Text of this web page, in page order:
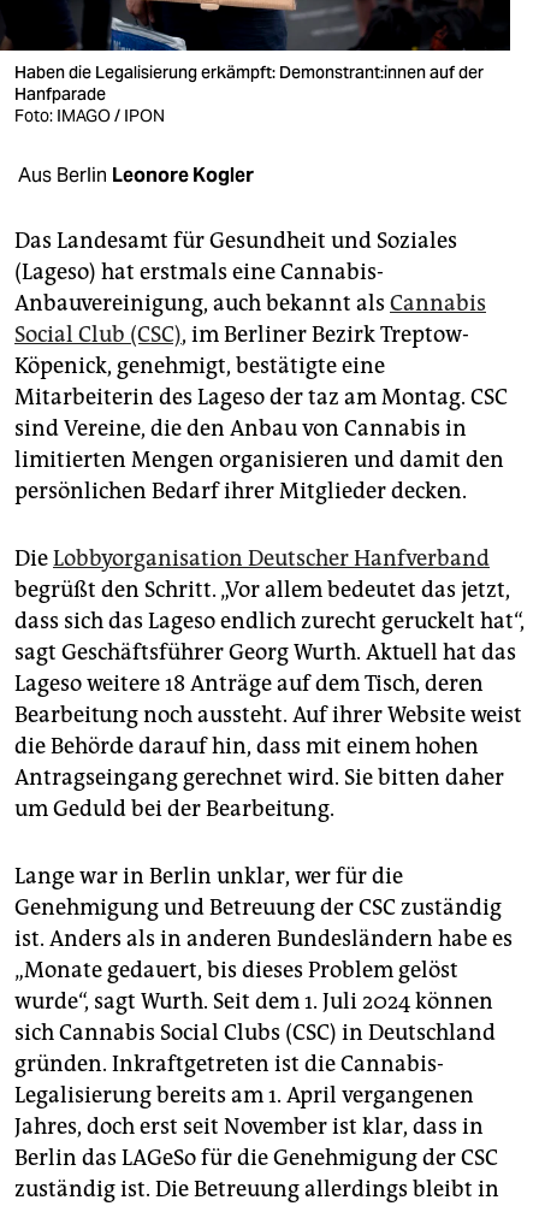
fragen & hilfe
unterstützen
abo
epaper login
Haben die Legalisierung erkämpft: De­mons­tran­t:in­nen auf der
Hanfparade
Foto: IMAGO / IPON
Aus Berlin Leonore Kogler
Das Landesamt für Gesundheit und Soziales
(Lageso) hat erstmals eine Cannabis-
Anbauvereinigung, auch bekannt als Cannabis
Social Club (CSC), im Berliner Bezirk Treptow-
Köpenick, genehmigt, bestätigte eine
Mitarbeiterin des Lageso der taz am Montag. CSC
sind Vereine, die den Anbau von Cannabis in
limitierten Mengen organisieren und damit den
persönlichen Bedarf ihrer Mitglieder decken.
DieLobbyorganisation Deutscher Hanfverband
begrüßt den Schritt. „Vor allem bedeutet das jetzt,
dass sich das Lageso endlich zurecht geruckelt hat“,
sagt Geschäftsführer Georg Wurth. Aktuell hat das
Lageso weitere 18 Anträge auf dem Tisch, deren
Bearbeitung noch aussteht. Auf ihrer Website weist
die Behörde darauf hin, dass mit einem hohen
Antragseingang gerechnet wird. Sie bitten daher
um Geduld bei der Bearbeitung.
Lange war in Berlin unklar, wer für die
Genehmigung und Betreuung der CSC zuständig
ist. Anders als in anderen Bundesländern habe es
„Monate gedauert, bis dieses Problem gelöst
wurde“, sagt Wurth. Seit dem 1. Juli 2024 können
sich Cannabis Social Clubs (CSC) in Deutschland
gründen. Inkraftgetreten ist die Cannabis-
Legalisierung bereits am 1. April vergangenen
Jahres, doch erst seit November ist klar, dass in
Berlin das LAGeSo für die Genehmigung der CSC
zuständig ist. Die Betreuung allerdings bleibt in